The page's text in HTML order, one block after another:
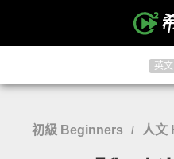
英文
初級 Beginners / 人文